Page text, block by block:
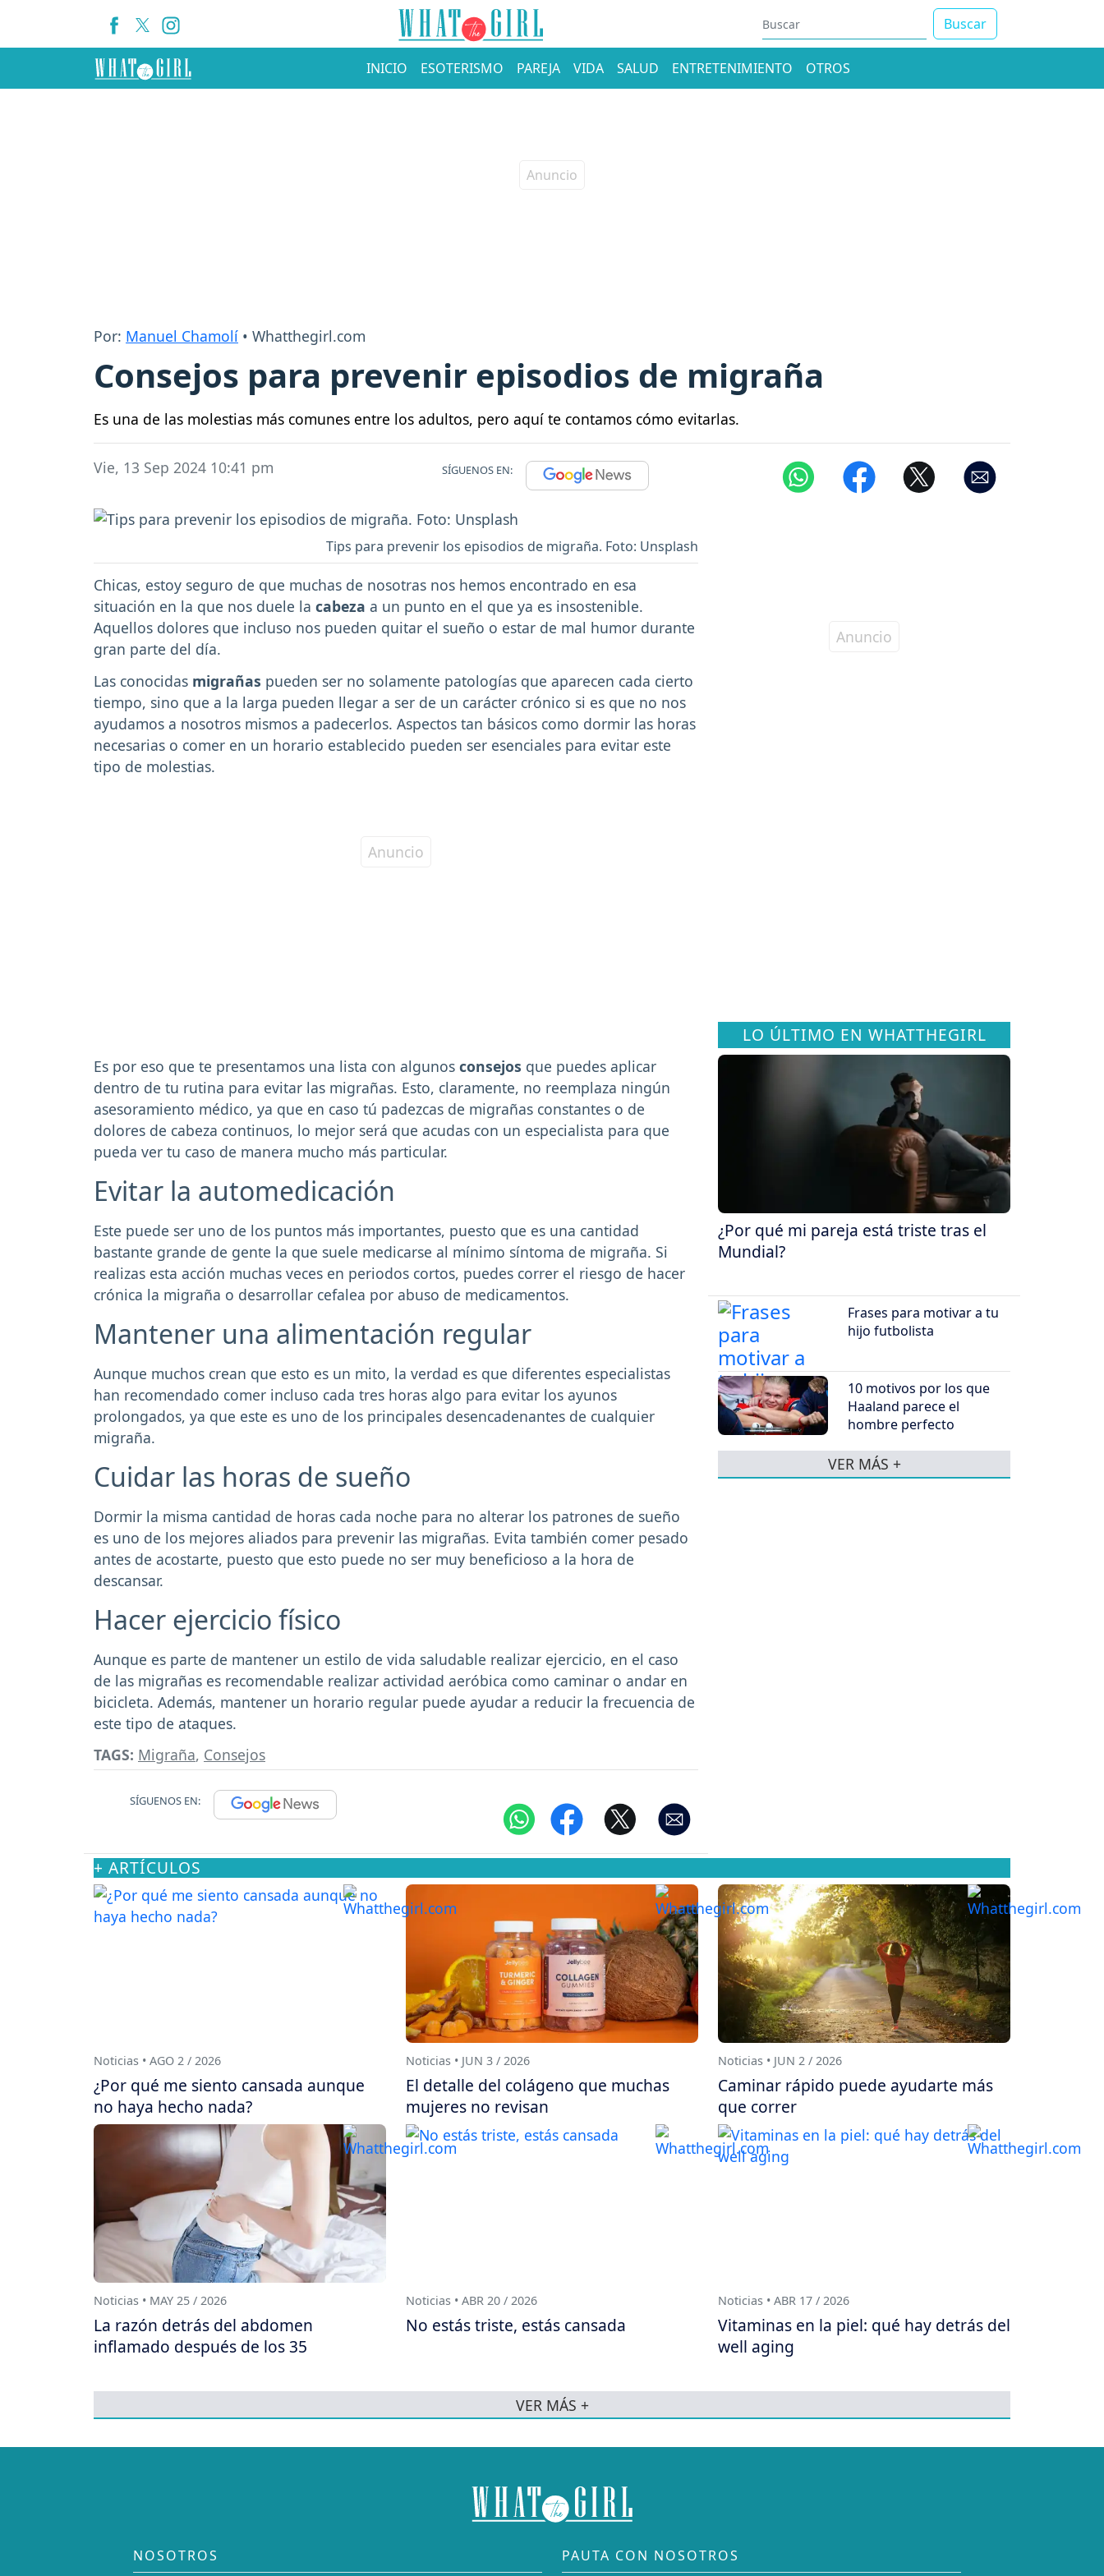
Buscar
INICIO ESOTERISMO PAREJA VIDA SALUD ENTRETENIMIENTO OTROS
Por: Manuel Chamolí • Whatthegirl.com
Consejos para prevenir episodios de migraña
Es una de las molestias más comunes entre los adultos, pero aquí te contamos cómo evitarlas.
Vie, 13 Sep 2024 10:41 pm SÍGUENOS EN:
Tips para prevenir los episodios de migraña. Foto: Unsplash
Chicas, estoy seguro de que muchas de nosotras nos hemos encontrado en esa
situación en la que nos duele la cabeza a un punto en el que ya es insostenible.
Aquellos dolores que incluso nos pueden quitar el sueño o estar de mal humor durante
gran parte del día.
Las conocidas migrañas pueden ser no solamente patologías que aparecen cada cierto
tiempo, sino que a la larga pueden llegar a ser de un carácter crónico si es que no nos
ayudamos a nosotros mismos a padecerlos. Aspectos tan básicos como dormir las horas
necesarias o comer en un horario establecido pueden ser esenciales para evitar este
tipo de molestias.
Es por eso que te presentamos una lista con algunos consejos que puedes aplicar
dentro de tu rutina para evitar las migrañas. Esto, claramente, no reemplaza ningún
asesoramiento médico, ya que en caso tú padezcas de migrañas constantes o de
dolores de cabeza continuos, lo mejor será que acudas con un especialista para que
pueda ver tu caso de manera mucho más particular.
Evitar la automedicación
Este puede ser uno de los puntos más importantes, puesto que es una cantidad
bastante grande de gente la que suele medicarse al mínimo síntoma de migraña. Si
realizas esta acción muchas veces en periodos cortos, puedes correr el riesgo de hacer
crónica la migraña o desarrollar cefalea por abuso de medicamentos.
Mantener una alimentación regular
Aunque muchos crean que esto es un mito, la verdad es que diferentes especialistas
han recomendado comer incluso cada tres horas algo para evitar los ayunos
prolongados, ya que este es uno de los principales desencadenantes de cualquier
migraña.
Cuidar las horas de sueño
Dormir la misma cantidad de horas cada noche para no alterar los patrones de sueño
es uno de los mejores aliados para prevenir las migrañas. Evita también comer pesado
antes de acostarte, puesto que esto puede no ser muy beneficioso a la hora de
descansar.
Hacer ejercicio físico
Aunque es parte de mantener un estilo de vida saludable realizar ejercicio, en el caso
de las migrañas es recomendable realizar actividad aeróbica como caminar o andar en
bicicleta. Además, mantener un horario regular puede ayudar a reducir la frecuencia de
este tipo de ataques.
TAGS: Migraña, Consejos
SÍGUENOS EN:
LO ÚLTIMO EN WHATTHEGIRL
¿Por qué mi pareja está triste tras el
Mundial?
Frases para motivar a tu
hijo futbolista
10 motivos por los que
Haaland parece el
hombre perfecto
VER MÁS +
+ ARTÍCULOS
Noticias • AGO 2 / 2026
¿Por qué me siento cansada aunque
no haya hecho nada?
Noticias • JUN 3 / 2026
El detalle del colágeno que muchas
mujeres no revisan
Noticias • JUN 2 / 2026
Caminar rápido puede ayudarte más
que correr
Noticias • MAY 25 / 2026
La razón detrás del abdomen
inflamado después de los 35
Noticias • ABR 20 / 2026
No estás triste, estás cansada
Noticias • ABR 17 / 2026
Vitaminas en la piel: qué hay detrás del
well aging
VER MÁS +
NOSOTROS PAUTA CON NOSOTROS